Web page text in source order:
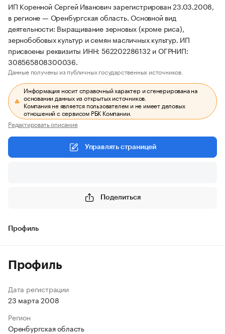
ИП Коренной Сергей Иванович зарегистрирован 23.03.2008,
в регионе — Оренбургская область. Основной вид
деятельности: Выращивание зерновых (кроме риса),
зернобобовых культур и семян масличных культур. ИП
присвоены реквизиты ИНН: 562202286132 и ОГРНИП:
308565808300036.
Данные получены из публичных государственных источников.
Информация носит справочный характер и сгенерирована на
основании данных из открытых источников.
Компания не является пользователем и не имеет деловых
отношений с сервисом РБК Компании.
Редактировать описание
Управлять страницей
Поделиться
Профиль
Профиль
Дата регистрации
23 марта 2008
Регион
Оренбургская область